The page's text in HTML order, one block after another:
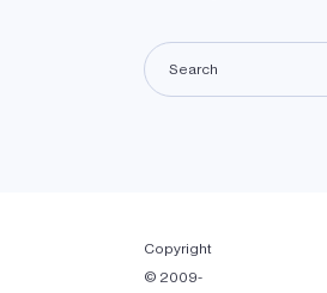
Copyright
© 2009-